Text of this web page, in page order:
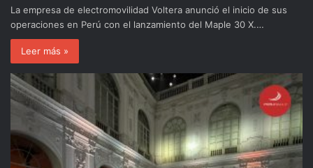
La empresa de electromovilidad Voltera anunció el inicio de sus
operaciones en Perú con el lanzamiento del Maple 30 X.…
Leer más »